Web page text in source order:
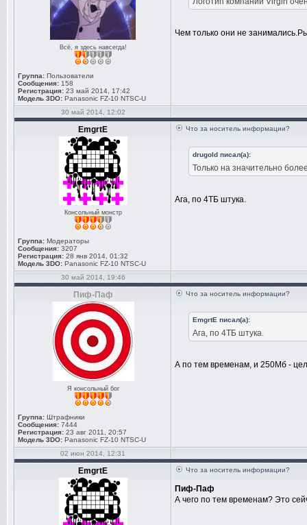
Всё, я здесь навсегда!
Группа: Пользователи
Сообщения: 158
Регистрация: 23 май 2014, 17:42
Модель 3DO: Panasonic FZ-10 NTSC-U
Чем только они не
30 май 2014, 12:02
EmgrtE
Консольный монстр
Группа: Модераторы
Сообщения: 3207
Регистрация: 28 янв 2014, 01:32
Модель 3DO: Panasonic FZ-10 NTSC-U
Что за носитель информации?
drugold писал(а):
Только на значительно
Ага, по 4ТБ штука.
30 май 2014, 19:46
Пиф-Паф
Я консольный бог
Группа: Штрафники
Сообщения: 7444
Регистрация: 23 авг 2011, 20:57
Модель 3DO: Panasonic FZ-10 NTSC-U
Что за носитель информации?
EmgrtE писал(а):
Ага, по 4ТБ штука.
А по тем временам, и 250Мб -
02 июн 2014, 12:31
EmgrtE Что за носитель информации?
Пиф-Паф
А чего по тем временам? Это